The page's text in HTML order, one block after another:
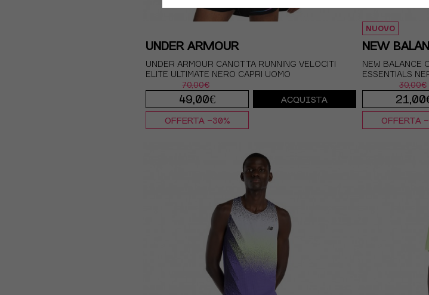
UNDER ARMOUR
UNDER ARMOUR CANOTTA RUNNING VELOCITI
ELITE ULTIMATE NERO CAPRI UOMO
70,00€
49,00€ ACQUISTA
OFFERTA -30%
NUOVO
NEW
NEW BALANCE
ESSENTIALS
30,00€
OFFERTA